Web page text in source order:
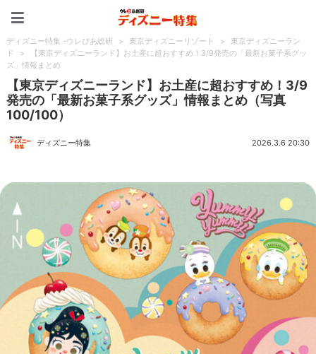
ディズニー特集 -ウレぴあ総研 > 東京ディズニーリゾート >
東京ディズニーラン
ド
>
【東京ディズニーランド】お土産に超おすすめ！3/9発売の「最新お菓子系グッ
ズ」情報まとめ
【東京ディズニーランド】お土産に超おすすめ！3/9
発売の「最新お菓子系グッズ」情報まとめ（写真
100/100）
ディズニー特集 2026.3.6 20:30